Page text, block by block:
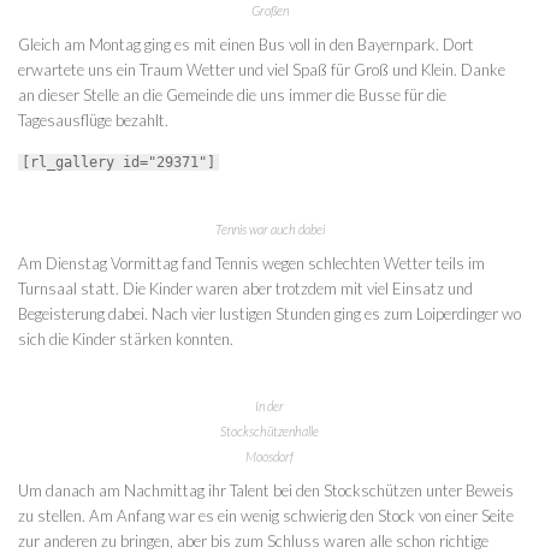
Großen
Gleich am Montag ging es mit einen Bus voll in den Bayernpark. Dort
erwartete uns ein Traum Wetter und viel Spaß für Groß und Klein. Danke
an dieser Stelle an die Gemeinde die uns immer die Busse für die
Tagesausflüge bezahlt.
[rl_gallery id="29371"]
Tennis war auch dabei
Am Dienstag Vormittag fand Tennis wegen schlechten Wetter teils im
Turnsaal statt. Die Kinder waren aber trotzdem mit viel Einsatz und
Begeisterung dabei. Nach vier lustigen Stunden ging es zum Loiperdinger wo
sich die Kinder stärken konnten.
In der
Stockschützenhalle
Moosdorf
Um danach am Nachmittag ihr Talent bei den Stockschützen unter Beweis
zu stellen. Am Anfang war es ein wenig schwierig den Stock von einer Seite
zur anderen zu bringen, aber bis zum Schluss waren alle schon richtige